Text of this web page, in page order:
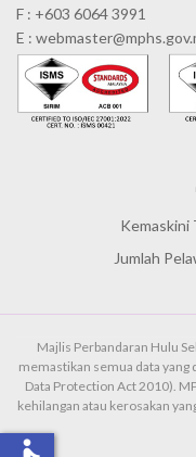
F : +603 6064 3991
E :
Kemaskini
Jumlah
Majlis Perbandaran Hulu
memastikan semua data yang
Data Protection Act 2010).
kehilangan atau kerosakan